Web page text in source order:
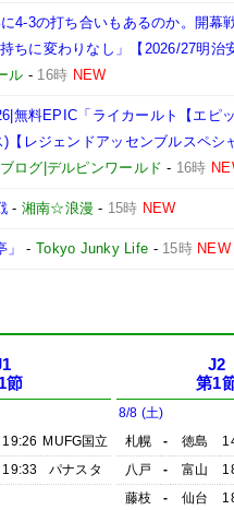
に4-3の打ち合いもあるのか。開
ちに変わりなし」【2026/27明
ル - 16時 NEW
無料EPIC「ライカールト【エピ
)【レジェンドアッセンブルスペシ
ログ|デルピンワールド - 16時
- 湘南☆浪漫 - 15時 NEW
- Tokyo Junky Life - 15時 NEW
節
19:26 MUFG国立
19:33
パナスタ
J2
第1
8/8 (土)
札幌
- 徳島
八戸
- 富山
藤枝
- 仙台